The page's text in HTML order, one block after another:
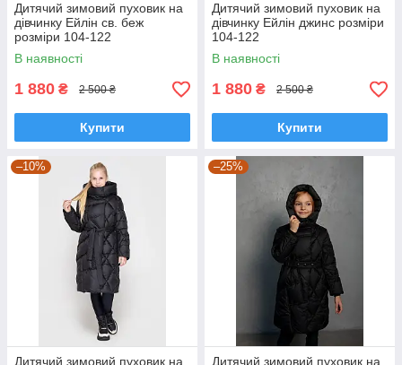
Дитячий зимовий пуховик на
дівчинку Ейлін св. беж
розміри 104-122
В наявності
1 880 ₴ 2 500 ₴
Купити
Дитячий зимовий пуховик на
дівчинку Ейлін джинс розміри
104-122
В наявності
1 880 ₴ 2 500 ₴
Купити
–10%
Дитячий зимовий пуховик на
–25%
Дитячий зимовий пуховик на